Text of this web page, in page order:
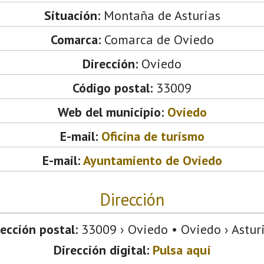
Situación:Montaña de Asturias
Comarca:Comarca de Oviedo
Dirección: Oviedo
Código postal: 33009
Web del municipio: Oviedo
E-mail: Oficina de turismo
E-mail:Ayuntamiento de Oviedo
Dirección
postal: 33009 › Oviedo • Oviedo ›
Dirección digital: Pulsa aquí